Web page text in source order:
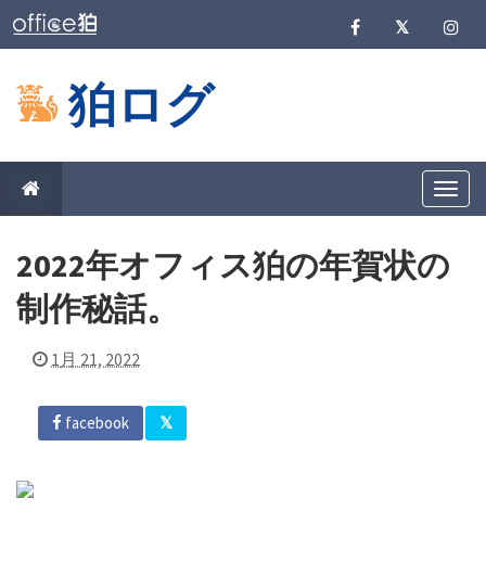
狛ログ
T
o
g
l
e
2022年オフィス狛の年賀状の
制作秘話。
1月 21, 2022
facebook